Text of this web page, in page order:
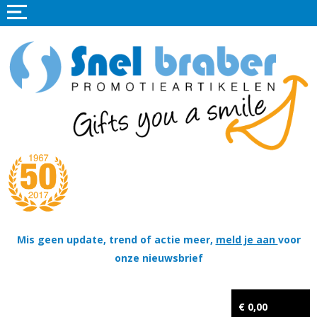
Mis geen update, trend of actie meer, meld je aan voor
onze nieuwsbrief
€ 0,00
Home
Promotieartikelen
Tassen
Thema's